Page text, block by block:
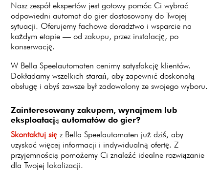
Nasz zespół ekspertów jest gotowy pomóc Ci wybrać
odpowiedni automat do gier dostosowany do Twojej
sytuacji. Oferujemy fachowe doradztwo i wsparcie na
każdym etapie — od zakupu, przez instalację, po
konserwację.
W Bella Speelautomaten cenimy satysfakcję klientów.
Dokładamy wszelkich starań, aby zapewnić doskonałą
obsługę i abyś zawsze był zadowolony ze swojego wyboru.
Zainteresowany zakupem, wynajmem lub
eksploatacją automatów do gier?
Skontaktuj się z Bella Speelautomaten już dziś, aby
uzyskać więcej informacji i indywidualną ofertę. Z
przyjemnością pomożemy Ci znaleźć idealne rozwiązanie
dla Twojej lokalizacji.